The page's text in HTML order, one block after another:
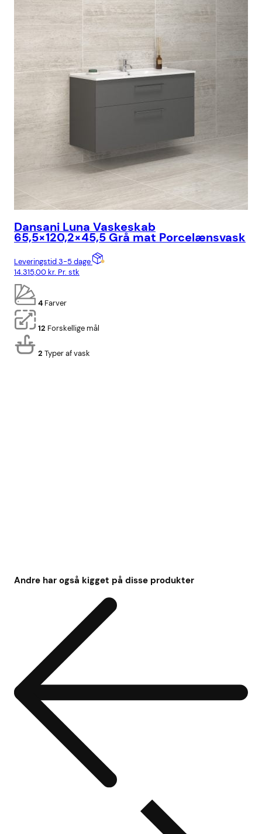
Dansani Luna Vaskeskab
65,5×120,2×45,5 Grå mat Porcelænsvask
Leveringstid 3-5 dage
14.315,00kr. Pr. stk
4 Farver
12 Forskellige mål
2 Typer af vask
Andre har også kigget på disse produkter